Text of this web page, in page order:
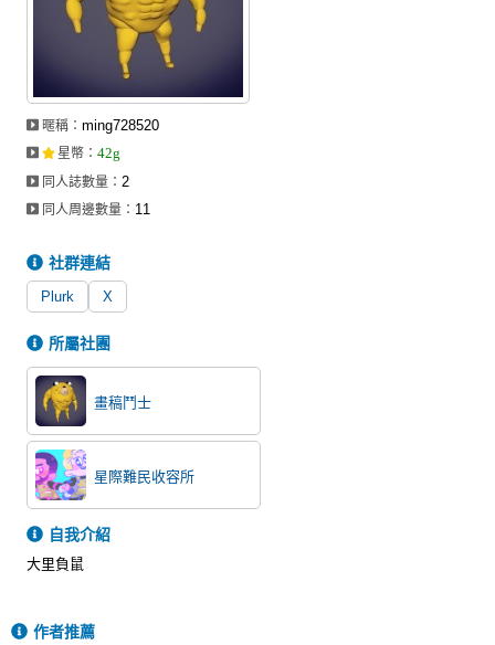
最新消息
同人相關店家
同人社團
工作委託
繪圖藝廊
交流中心
攤位轉讓區
會員功能選單
會員中心
註冊會員
登入
暱稱：ming728520
星幣 ：42g
同人誌數量：2
同人周邊數量： 11
社群連結
Plurk X
所屬社團
畫稿鬥士
星際難民收容所
自我介紹
大里負鼠
作者推薦